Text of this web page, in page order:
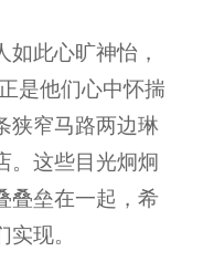
此心旷神怡，
是他们心中怀揣
狭窄马路两边琳
。这些目光炯炯
叠垒在一起，希
现。